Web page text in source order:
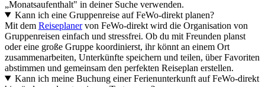
„Monatsaufenthalt" in deiner Suche verwenden.
Kann ich eine Gruppenreise auf FeWo-direkt planen?
Mit dem Reiseplanervon FeWo-direkt wird die Organisation von
Gruppenreisen einfach und stressfrei. Ob du mit Freunden planst
oder eine große Gruppe koordinierst, ihr könnt an einem Ort
zusammenarbeiten, Unterkünfte speichern und teilen, über Favoriten
abstimmen und gemeinsam den perfekten Reiseplan erstellen.
Kann ich meine Buchung einer Ferienunterkunft auf FeWo-direkt